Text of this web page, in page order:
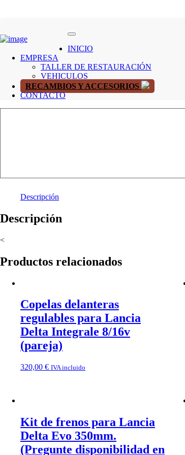
INICIO
EMPRESA
TALLER DE RESTAURACIÓN
VEHICULOS
RECAMBIOS Y ACCESORIOS
CONTACTO
Descripción
Descripción
<
Productos relacionados
Copelas delanteras
regulables para Lancia
Delta Integrale 8/16v
(pareja)
320,00 € IVA incluido
Kit de frenos para Lancia
Delta Evo 350mm.
(Pregunte disponibilidad en